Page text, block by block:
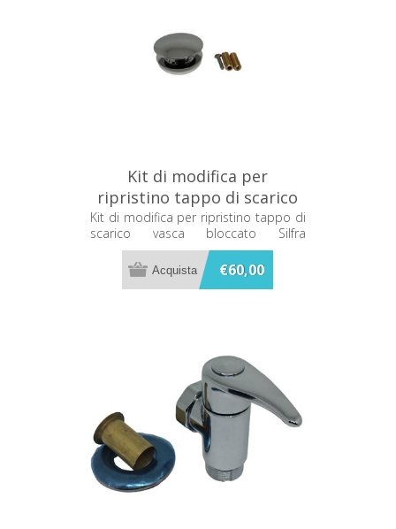
Kit di modifica per
ripristino tappo di scarico
vasca bloccato Silfra
CRIRI585S51
Kit di modifica per ripristino tappo di
scarico vasca bloccato Silfra
CRIRI585S51
€60,00